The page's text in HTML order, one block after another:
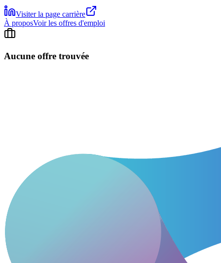
Visiter la page carrière
À proposVoir les offres d'emploi
Aucune offre trouvée